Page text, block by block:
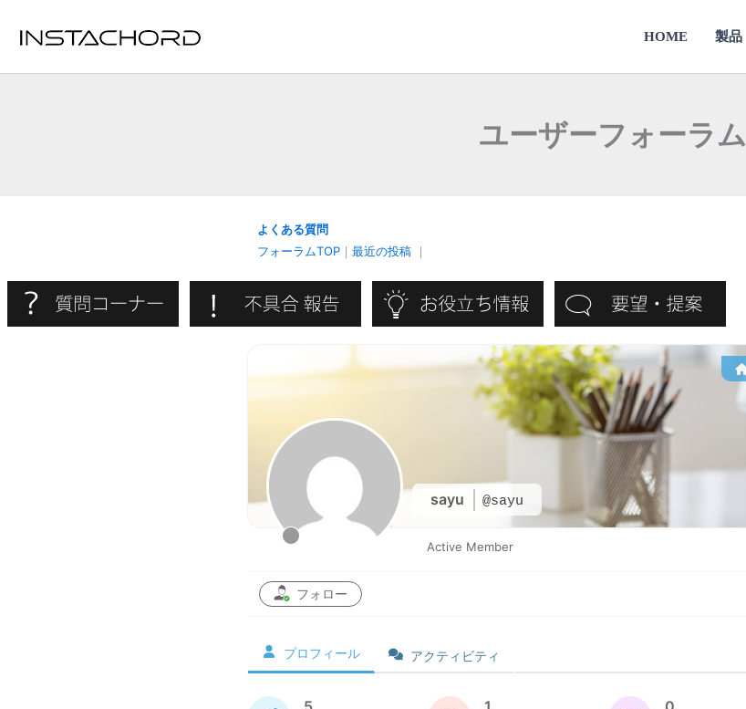
HOME 製品
ユーザーフォーラム
よくある質問
フォーラムTOP ｜ 最近の投稿 ｜
sayu @sayu
Active Member
フォロー
プロフィール アクティビティ